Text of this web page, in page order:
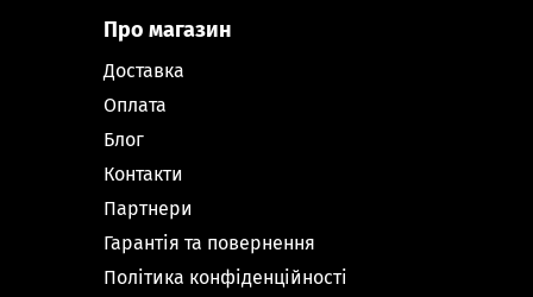
Про магазин
Доставка
Оплата
Блог
Контакти
Партнери
Гарантія та повернення
Політика конфіденційності